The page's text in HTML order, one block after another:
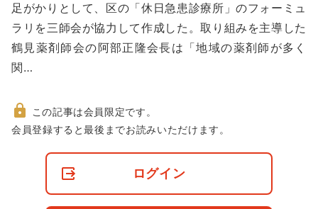
動足がかりとして、区の「休日急患診療所」のフォーミュ
ラリを三師会が協力して作成した。取り組みを主導した
鶴見薬剤師会の阿部正隆会長は「地域の薬剤師が多く
関…
非
この記事は会員限定です。
会員登録すると最後までお読みいただけます。
ログイン